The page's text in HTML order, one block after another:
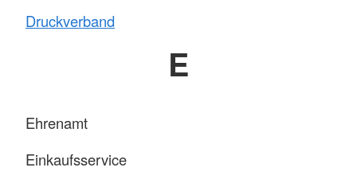
Druckverband
E
Ehrenamt
Einkaufsservice